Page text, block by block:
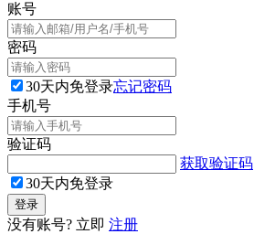
账号
密码
30天内免登录忘记密码
手机号
验证码
获取验证码
30天内免登录
没有账号? 立即 注册